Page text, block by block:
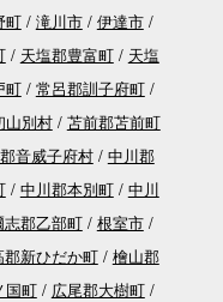
町 滝川市
伊達市
天塩郡豊富町
天塩
町
常呂郡訓子府町
山別村
苫前郡苫前町
音威子府村
中川郡
中川郡本別町
中川
志郡乙部町
根室市
郡新ひだか町
檜山郡
国町
広尾郡大樹町